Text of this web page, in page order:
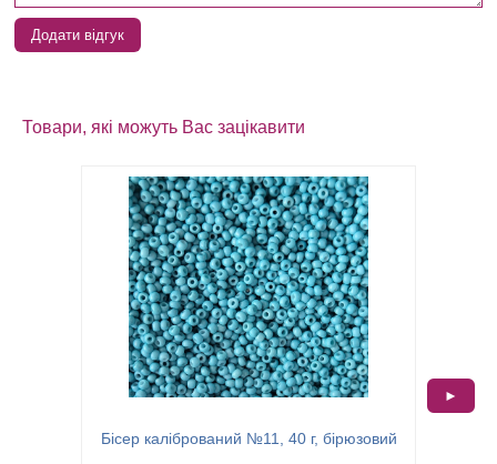
Додати відгук
Товари, які можуть Вас зацікавити
Бісер калібрований №11, 40 г, бірюзовий
►